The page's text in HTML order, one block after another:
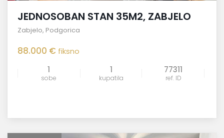
JEDNOSOBAN STAN 35M2, ZABJELO
Zabjelo, Podgorica
88.000 € fiksno
1
sobe
1
kupatila
77311
ref. ID